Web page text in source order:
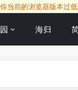
当前的浏览器版本过
海归